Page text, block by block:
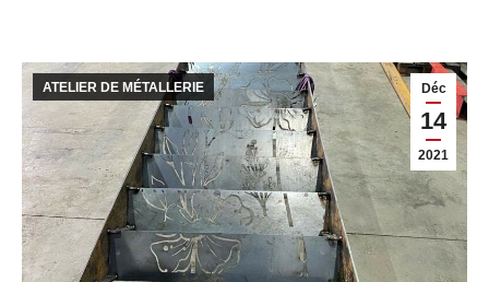
Déc
14
2021
ATELIER DE MÉTALLERIE